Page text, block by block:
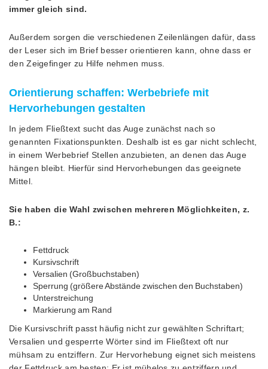
immer gleich sind.
Außerdem sorgen die verschiedenen Zeilenlängen dafür, dass
der Leser sich im Brief besser orientieren kann, ohne dass er
den Zeigefinger zu Hilfe nehmen muss.
Orientierung schaffen: Werbebriefe mit
Hervorhebungen gestalten
In jedem Fließtext sucht das Auge zunächst nach so
genannten Fixationspunkten. Deshalb ist es gar nicht schlecht,
in einem Werbebrief Stellen anzubieten, an denen das Auge
hängen bleibt. Hierfür sind Hervorhebungen das geeignete
Mittel.
Sie haben die Wahl zwischen mehreren Möglichkeiten, z.
B.:
Fettdruck
Kursivschrift
Versalien (Großbuchstaben)
Sperrung (größere Abstände zwischen den Buchstaben)
Unterstreichung
Markierung am Rand
Die Kursivschrift passt häufig nicht zur gewählten Schriftart;
Versalien und gesperrte Wörter sind im Fließtext oft nur
mühsam zu entziffern. Zur Hervorhebung eignet sich meistens